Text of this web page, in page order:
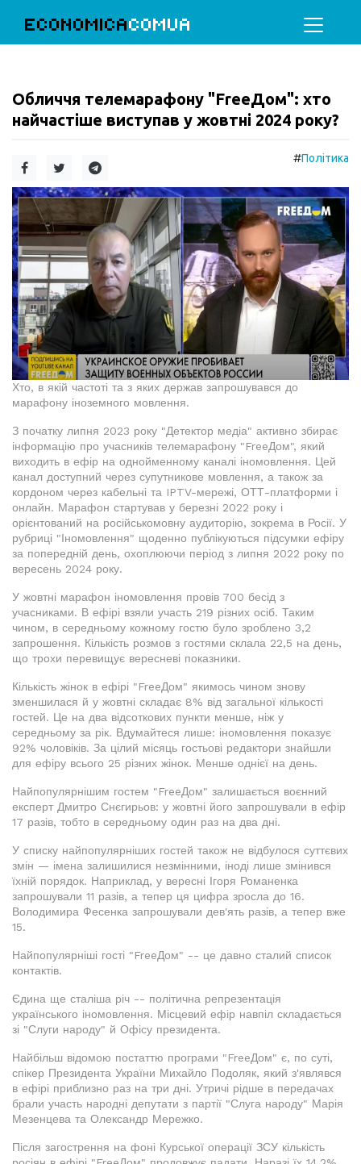
ECONOMICACOMUA
Обличчя телемарафону "FreeДом": хто
найчастіше виступав у жовтні 2024 року?
#Політика
Хто, в якій частоті та з яких держав запрошувався до
марафону іноземного мовлення.
З початку липня 2023 року "Детектор медіа" активно збирає
інформацію про учасників телемарафону "FreeДом", який
виходить в ефір на однойменному каналі іномовлення. Цей
канал доступний через супутникове мовлення, а також за
кордоном через кабельні та IPTV-мережі, ОТТ-платформи і
онлайн. Марафон стартував у березні 2022 року і
орієнтований на російськомовну аудиторію, зокрема в Росії. У
рубриці "Іномовлення" щоденно публікуються підсумки ефіру
за попередній день, охоплюючи період з липня 2022 року по
вересень 2024 року.
У жовтні марафон іномовлення провів 700 бесід з
учасниками. В ефірі взяли участь 219 різних осіб. Таким
чином, в середньому кожному гостю було зроблено 3,2
запрошення. Кількість розмов з гостями склала 22,5 на день,
що трохи перевищує вересневі показники.
Кількість жінок в ефірі "FreeДом" якимось чином знову
зменшилася й у жовтні складає 8% від загальної кількості
гостей. Це на два відсоткових пункти менше, ніж у
середньому за рік. Вдумайтеся лише: іномовлення показує
92% чоловіків. За цілий місяць гостьові редактори знайшли
для ефіру всього 25 різних жінок. Менше однієї на день.
Найпопулярнішим гостем "FreeДом" залишається воєнний
експерт Дмитро Снєгирьов: у жовтні його запрошували в ефір
17 разів, тобто в середньому один раз на два дні.
У списку найпопулярніших гостей також не відбулося суттєвих
змін — імена залишилися незмінними, іноді лише змінився
їхній порядок. Наприклад, у вересні Ігоря Романенка
запрошували 11 разів, а тепер ця цифра зросла до 16.
Володимира Фесенка запрошували дев'ять разів, а тепер вже
15.
Найпопулярніші гості "FreeДом" -- це давно сталий список
контактів.
Єдина ще сталіша річ -- політична репрезентація
українського іномовлення. Місцевий ефір навпіл складається
зі "Слуги народу" й Офісу президента.
Найбільш відомою постаттю програми "FreeДом" є, по суті,
спікер Президента України Михайло Подоляк, який з'являвся
в ефірі приблизно раз на три дні. Утричі рідше в передачах
брали участь народні депутати з партії "Слуга народу" Марія
Мезенцева та Олександр Мережко.
Після загострення на фоні Курської операції ЗСУ кількість